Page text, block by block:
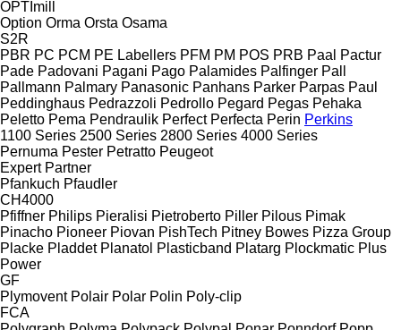
OPTImill
Option Orma Orsta Osama
S2R
PBR PC PCM PE Labellers PFM PM POS PRB Paal
Pactur
Pade Padovani Pagani Pago Palamides Palfinger Pall
Pallmann Palmary Panasonic Panhans Parker Parpas Paul
Peddinghaus Pedrazzoli Pedrollo Pegard Pegas Pehaka
Peletto Pema Pendraulik Perfect Perfecta Perin Perkins
1100 Series 2500 Series 2800 Series 4000 Series
Pernuma Pester Petratto Peugeot
Expert Partner
Pfankuch Pfaudler
CH4000
Pfiffner Philips Pieralisi Pietroberto Piller Pilous Pimak
Pinacho Pioneer Piovan PishTech Pitney Bowes Pizza Group
Placke Pladdet Planatol Plasticband Platarg Plockmatic Plus
Power
GF
Plymovent Polair Polar Polin Poly-clip
FCA